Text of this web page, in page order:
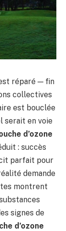
réparé — fin
collectives
est bouclée
serait en voie
d’ozone
: succès
parfait pour
demande
montrent
signes de
d’ozone